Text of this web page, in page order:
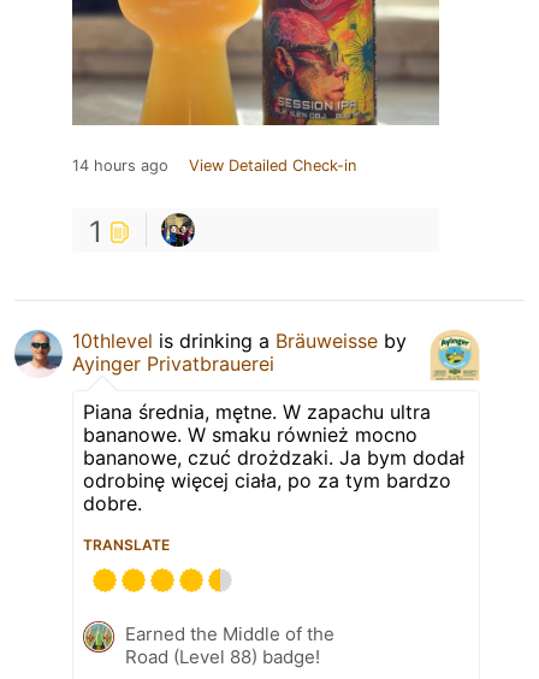
14 hours ago View Detailed Check-in
1
10thlevel is drinking a Bräuweisse by
Ayinger Privatbrauerei
Piana średnia, mętne. W zapachu ultra
bananowe. W smaku również mocno
bananowe, czuć drożdzaki. Ja bym dodał
odrobinę więcej ciała, po za tym bardzo
dobre.
TRANSLATE
Earned the Middle of the
Road (Level 88) badge!